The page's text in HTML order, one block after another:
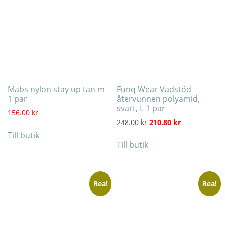
Mabs nylon stay up tan m
1 par
156.00 kr
Till butik
Funq Wear Vadstöd
återvunnen polyamid,
svart, L 1 par
248.00krDet ursprungliga
210.80 krDet
Till butik
Rea! Rea!